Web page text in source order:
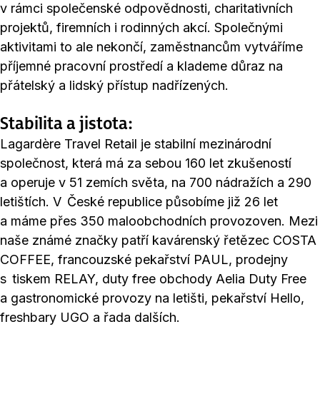
v rámci společenské odpovědnosti, charitativních
projektů, firemních i rodinných akcí. Společnými
aktivitami to ale nekončí, zaměstnancům vytváříme
příjemné pracovní prostředí a klademe důraz na
přátelský a lidský přístup nadřízených.
Stabilita a jistota:
Lagardère Travel Retail je stabilní mezinárodní
společnost, která má za sebou 160 let zkušeností
a operuje v 51 zemích světa, na 700 nádražích a 290
letištích. V České republice působíme již 26 let
a máme přes 350 maloobchodních provozoven. Mezi
naše známé značky patří kavárenský řetězec COSTA
COFFEE, francouzské pekařství PAUL, prodejny
s tiskem RELAY, duty free obchody Aelia Duty Free
a gastronomické provozy na letišti, pekařství Hello,
freshbary UGO a řada dalších.